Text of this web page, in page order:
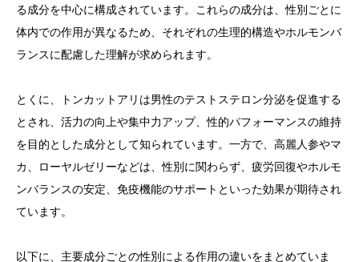
る成分を中心に構成されています。これらの成分は、性別ごとに
体内での作用が異なるため、それぞれの生理的構造やホルモンバ
ランスに配慮した理解が求められます。
とくに、トンカットアリは男性のテストステロン分泌を促進する
とされ、活力の向上や集中力アップ、性的パフォーマンスの維持
を目的とした成分として知られています。一方で、高麗人参やマ
カ、ローヤルゼリーなどは、性別に関わらず、疲労回復やホルモ
ンバランスの安定、免疫機能のサポートといった効果が期待され
ています。
以下に、主要成分ごとの性別による作用の違いをまとめていま